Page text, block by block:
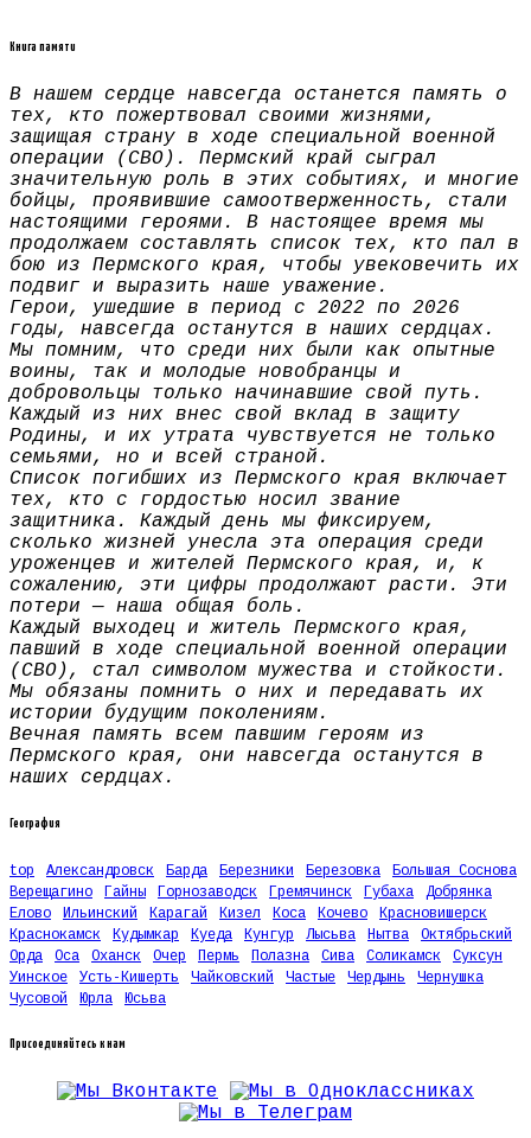
Книга памяти
В нашем сердце навсегда останется память о
тех, кто пожертвовал своими жизнями,
защищая страну в ходе специальной военной
операции (СВО). Пермский край сыграл
значительную роль в этих событиях, и многие
бойцы, проявившие самоотверженность, стали
настоящими героями. В настоящее время мы
продолжаем составлять список тех, кто пал в
бою из Пермского края, чтобы увековечить их
подвиг и выразить наше уважение.
Герои, ушедшие в период с 2022 по 2026
годы, навсегда останутся в наших сердцах.
Мы помним, что среди них были как опытные
воины, так и молодые новобранцы и
добровольцы только начинавшие свой путь.
Каждый из них внес свой вклад в защиту
Родины, и их утрата чувствуется не только
семьями, но и всей страной.
Список погибших из Пермского края включает
тех, кто с гордостью носил звание
защитника. Каждый день мы фиксируем,
сколько жизней унесла эта операция среди
уроженцев и жителей Пермского края, и, к
сожалению, эти цифры продолжают расти. Эти
потери — наша общая боль.
Каждый выходец и житель Пермского края,
павший в ходе специальной военной операции
(СВО), стал символом мужества и стойкости.
Мы обязаны помнить о них и передавать их
истории будущим поколениям.
Вечная память всем павшим героям из
Пермского края, они навсегда останутся в
наших сердцах.
География
top Александровск Барда Березники Березовка
Большая Соснова
Верещагино
Гайны Горнозаводск Гремячинск Губаха
Добрянка
Елово
Ильинский Карагай Кизел Коса Кочево
Красновишерск
Краснокамск
Кудымкар Куеда Кунгур Лысьва Нытва
Октябрьский
Орда
Оса Оханск Очер Пермь Полазна Сива Соликамск
Суксун
Уинское
Усть-Кишерть Чайковский Частые Чердынь
Чернушка
Чусовой
Юрла Юсьва
Присоединяйтесь к нам